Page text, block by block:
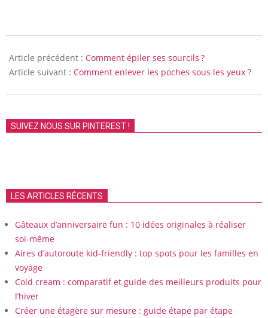
10-
01
Article précédent : Comment épiler ses sourcils ?
Article suivant : Comment enlever les poches sous les yeux ?
SUIVEZ NOUS SUR PINTEREST !
LES ARTICLES RÉCENTS
Gâteaux d’anniversaire fun : 10 idées originales à réaliser
soi-même
Aires d’autoroute kid-friendly : top spots pour les familles en
voyage
Cold cream : comparatif et guide des meilleurs produits pour
l’hiver
Créer une étagère sur mesure : guide étape par étape